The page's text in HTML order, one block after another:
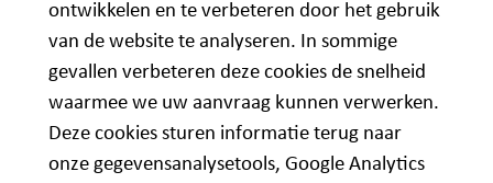
ontwikkelen en te verbeteren door het gebruik
van de website te analyseren. In sommige
gevallen verbeteren deze cookies de snelheid
waarmee we uw aanvraag kunnen verwerken.
Deze cookies sturen informatie terug naar
onze gegevensanalysetools, Google Analytics